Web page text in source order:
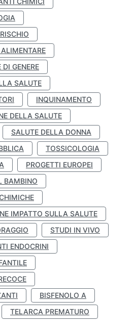
DI GENERE
SALUTE
INQUINAMENTO
DELLA SALUTE
SALUTE DELLA DONNA
TOSSICOLOGIA
PROGETTI EUROPEI
BAMBINO
IMPATTO SULLA SALUTE
STUDI IN VIVO
ENDOCRINI
BISFENOLO A
TELARCA PREMATURO